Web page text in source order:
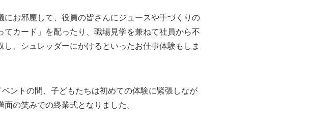
にお邪魔して、役員の皆さんにジュースや手づくりの
てカード」を配ったり、職場見学を兼ねて社員から不
し、シュレッダーにかけるといったお仕事体験もしま
ントの間、子どもたちは初めての体験に緊張しなが
面の笑みでの終業式となりました。